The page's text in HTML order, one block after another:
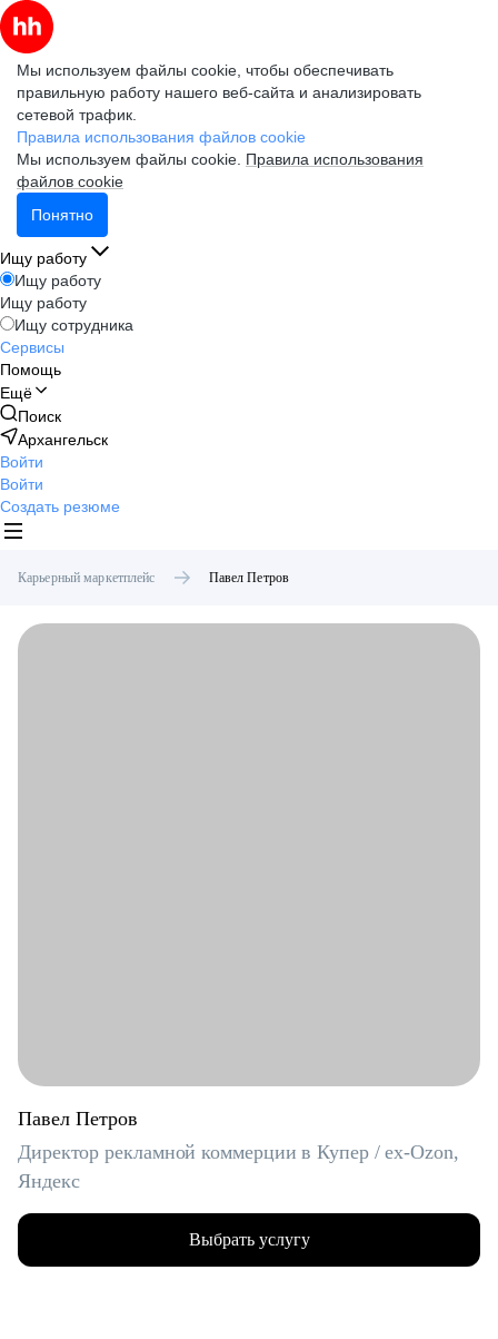
Мы используем файлы cookie, чтобы обеспечивать
правильную работу нашего веб-сайта и анализировать
сетевой трафик.
Правила использования файлов cookie
Мы используем файлы cookie. Правила использования
файлов cookie
Понятно
Ищу работу
Ищу работу
Ищу работу
Ищу сотрудника
Сервисы
Помощь
Ещё
Поиск
Архангельск
Войти
Войти
Создать резюме
Карьерный маркетплейс Павел Петров
Павел Петров
Директор рекламной коммерции в Купер / ex-Ozon,
Яндекс
Выбрать услугу